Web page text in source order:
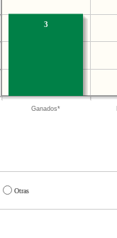
Ganados*
3
Otras